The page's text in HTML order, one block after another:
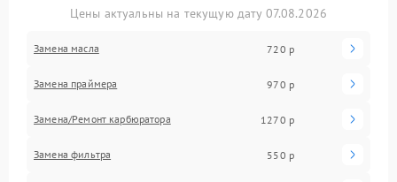
Цены актуальны на текущую дату 07.08.2026
Замена масла 720 р
Замена праймера 970 р
Замена/Pемонт карбюратора 1270 р
Замена фильтра 550 р